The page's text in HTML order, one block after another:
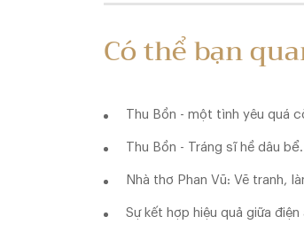
Có thể bạn
Thu Bồn - một tình yêu quá
Thu Bồn - Tráng sĩ hề dâu
Nhà thơ Phan Vũ: Vẽ tranh,
Sự kết hợp hiệu quả giữa